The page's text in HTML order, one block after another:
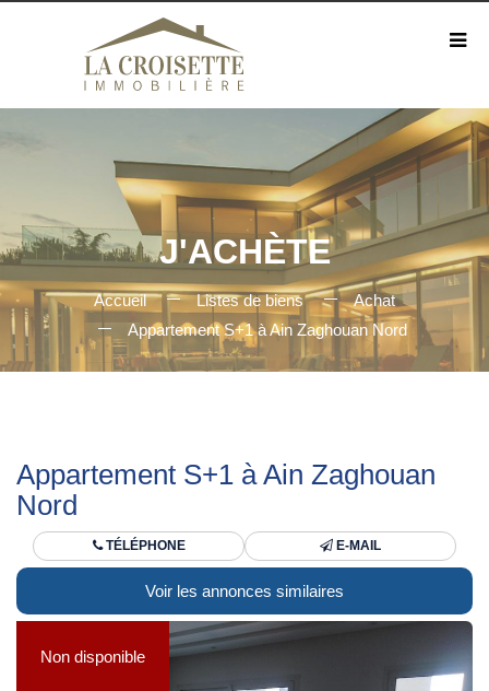
J'ACHÈTE
Accueil Listes de biens
Achat
Appartement S+1 à Ain Zaghouan Nord
Appartement S+1 à Ain Zaghouan
Nord
TÉLÉPHONE E-MAIL
Voir les annonces similaires
Non disponible